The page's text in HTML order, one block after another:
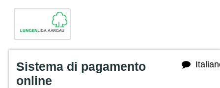
Sistema di pagamento
online